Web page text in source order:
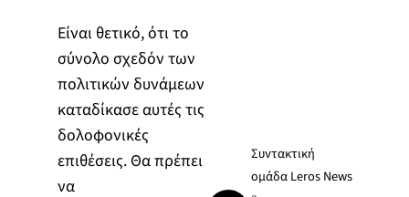
Είναι θετικό, ότι το
σύνολο σχεδόν των
πολιτικών δυνάμεων
καταδίκασε αυτές τις
δολοφονικές
επιθέσεις. Θα πρέπει
να
Συντακτική
ομάδα Leros News